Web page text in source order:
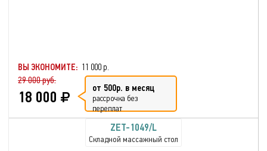
ВЫ ЭКОНОМИТЕ: 11 000 р.
29 000 руб.
18 000 от 500р. в месяц
рассрочка без
переплат
ZET-1049/L
Складной массажный стол